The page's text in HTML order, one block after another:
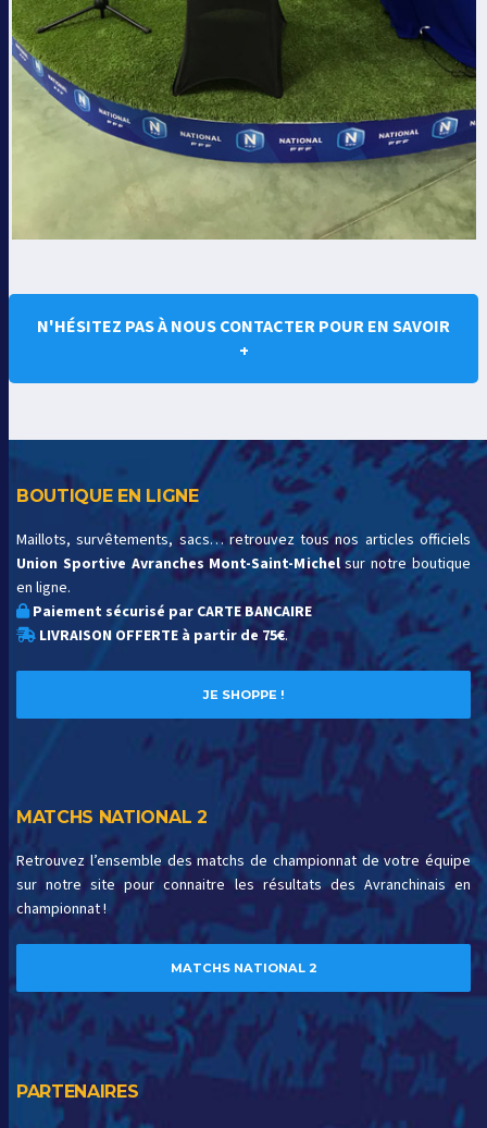
N'HÉSITEZ PAS À NOUS CONTACTER POUR EN SAVOIR
+
BOUTIQUE EN LIGNE
Maillots, survêtements, sacs… retrouvez tous nos articles officiels
Union Sportive Avranches Mont-Saint-Michelsur notre boutique
en ligne.
Paiement sécurisé par CARTE BANCAIRE
LIVRAISON OFFERTE à partir de 75€.
JE SHOPPE !
MATCHS NATIONAL 2
Retrouvez l’ensemble des matchs de championnat de votre équipe
sur notre site pour connaitre les résultats des Avranchinais en
championnat !
MATCHS NATIONAL 2
PARTENAIRES